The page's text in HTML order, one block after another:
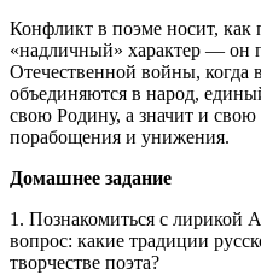
Конфликт в поэме носит,
«надличный» характер — он
Отечественной войны, когда
объединяются в народ,
свою Родину, а значит и
порабощения и унижения.
Домашнее задание
1. Познакомиться с лирикой
вопрос: какие традиции
творчестве поэта?